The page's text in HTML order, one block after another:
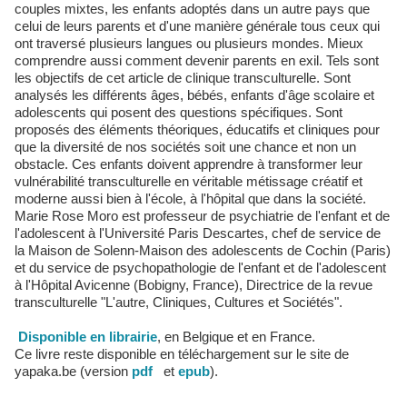
couples mixtes, les enfants adoptés dans un autre pays que
celui de leurs parents et d'une manière générale tous ceux qui
ont traversé plusieurs langues ou plusieurs mondes. Mieux
comprendre aussi comment devenir parents en exil. Tels sont
les objectifs de cet article de clinique transculturelle. Sont
analysés les différents âges, bébés, enfants d'âge scolaire et
adolescents qui posent des questions spécifiques. Sont
proposés des éléments théoriques, éducatifs et cliniques pour
que la diversité de nos sociétés soit une chance et non un
obstacle. Ces enfants doivent apprendre à transformer leur
vulnérabilité transculturelle en véritable métissage créatif et
moderne aussi bien à l'école, à l'hôpital que dans la société.
Marie Rose Moro est professeur de psychiatrie de l'enfant et de
l'adolescent à l'Université Paris Descartes, chef de service de
la Maison de Solenn-Maison des adolescents de Cochin (Paris)
et du service de psychopathologie de l'enfant et de l'adolescent
à l'Hôpital Avicenne (Bobigny, France), Directrice de la revue
transculturelle "L'autre, Cliniques, Cultures et Sociétés".
Disponible en librairie, en Belgique et en France.
Ce livre reste disponible en téléchargement sur le site de
yapaka.be (version pdf et epub).